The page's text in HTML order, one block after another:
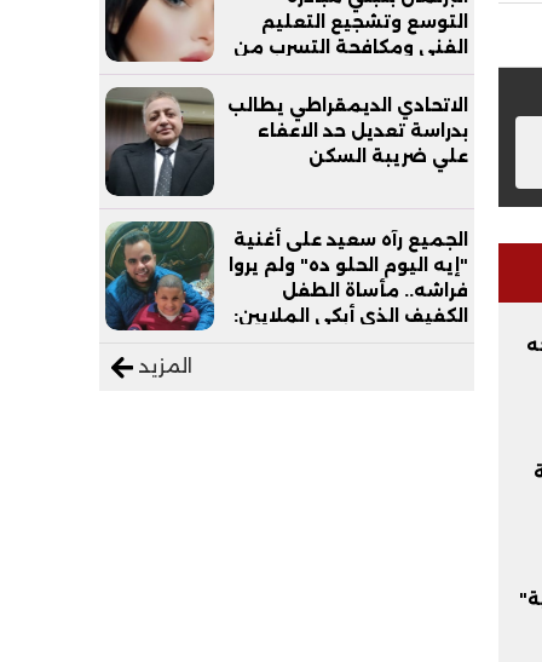
التوسع وتشجيع التعليم
الفني ومكافحة التسرب من
التعليم
الاتحادي الديمقراطي يطالب
بدراسة تعديل حد الاعفاء
علي ضريبة السكن
الجميع رآه سعيد على أغنية
"إيه اليوم الحلو ده" ولم يروا
فراشه.. مأساة الطفل
الكفيف الذي أبكى الملايين:
المزيد